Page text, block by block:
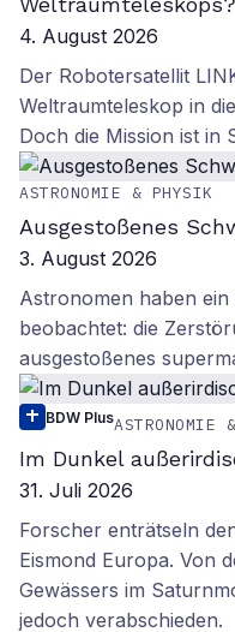
4. August 2026
Der Robotersatellit
Weltraumteleskop in
Doch die Mission ist in
ASTRONOMIE & PHYSIK
Ausgestoßenes
3. August 2026
Astronomen haben ein
beobachtet: die
ausgestoßenes
BDW PlusASTRONOMIE
Im Dunkel
31. Juli 2026
Forscher enträtseln
Eismond Europa. Von
Gewässers im
jedoch verabschieden.